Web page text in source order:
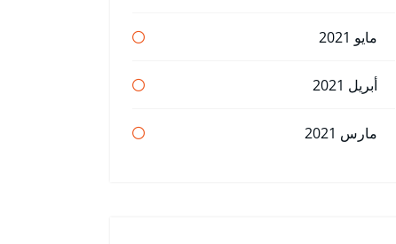
مايو 2021
أبريل 2021
مارس 2021